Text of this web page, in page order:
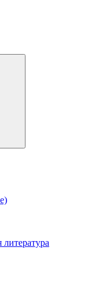
литература